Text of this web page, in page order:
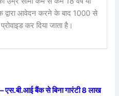
आवेदन करने के बाद 1000 से
कर दिया जाता है।
बैंक से बिना गारंटी 8 लाख